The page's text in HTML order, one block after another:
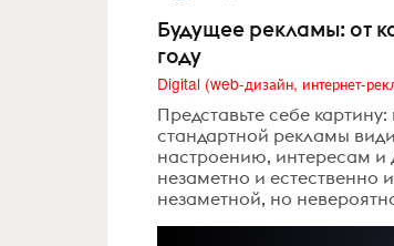
Будущее рекламы: от
году
Представьте себе
стандартной рекламы
настроению, интересам и
незаметно и естественно
незаметной, но